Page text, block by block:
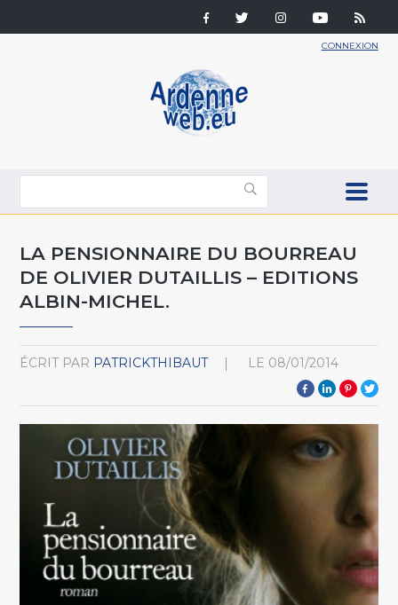
CONNEXION
LA PENSIONNAIRE DU BOURREAU
DE OLIVIER DUTAILLIS – EDITIONS
ALBIN-MICHEL.
ÉCRIT PAR PATRICKTHIBAUT LE 08/01/2014